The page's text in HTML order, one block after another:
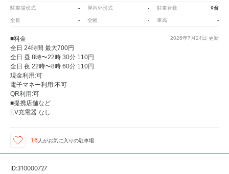
駐車場形式 - 屋内外形式 - 駐車台数 9台
全長 - 全幅 - 車高 -
2026年7月24日 更新
■料金
全日 24時間 最大700円
全日 昼 8時〜22時 30分 110円
全日 夜 22時〜8時 60分 110円
現金利用:可
電子マネー利用:不可
QR利用:可
■提携店舗など
EV充電器:なし
16 人がお気に入りの駐車場
ID:310000727